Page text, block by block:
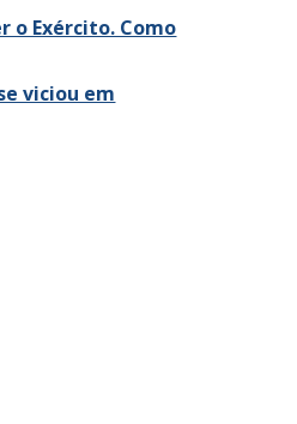
o Exército. Como
viciou em